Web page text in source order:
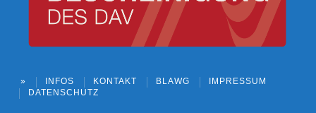
» INFOS KONTAKT BLAWG
IMPRESSUM
DATENSCHUTZ